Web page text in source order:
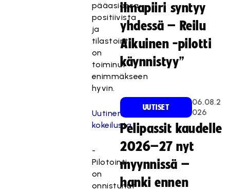
pääasiassa
positiivista
ja
tilastointi
on
toiminut
enimmäkseen
hyvin.
Uutinen
kokeilusta
-
Pilotointi
on
onnistunut
ilmapiiri syntyy
yhdessä – Reilu
Aikuinen -pilotti
käynnistyy”
UUTISET
06.08.2
026
Pelipassit kaudelle
2026–27 nyt
myynnissä –
hanki ennen